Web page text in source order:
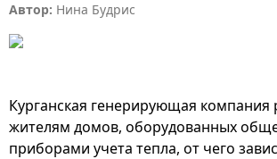
Автор: Нина Будрис
Курганская генерирующая компания
жителям домов, оборудованных
приборами учета тепла, от чего